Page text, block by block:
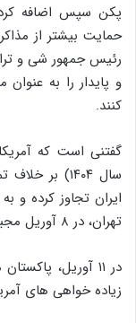
پکن سپس اضافه
حمایت بیشتر از
رئیس جمهور شی و
و پایدار را به
کنند.
سال ۱۴۰۴) بر
ایران تجاوز کرده و
تهران، در ۸ آوریل مجبور به توقف درگیری شدند.
در ۱۱ آوریل،
زیاده خواهی های